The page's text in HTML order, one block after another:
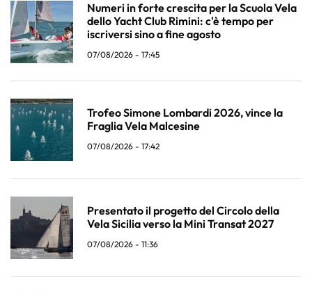
Numeri in forte crescita per la Scuola Vela
dello Yacht Club Rimini: c'è tempo per
iscriversi sino a fine agosto
07/08/2026 - 17:45
Trofeo Simone Lombardi 2026, vince la
Fraglia Vela Malcesine
07/08/2026 - 17:42
Presentato il progetto del Circolo della
Vela Sicilia verso la Mini Transat 2027
07/08/2026 - 11:36